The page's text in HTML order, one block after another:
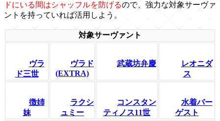
ドにいる間はシャッフルを防げるので、強力な対象サーヴァ
ントを持っていれば活用しよう。
対象サーヴァント
ヴラ
ド三世
ヴラド
(EXTRA)
武蔵坊弁慶
レオニダ
ス
徴姉
妹
ラクシ
ュミー
コンスタン
ティノス11世
水着バー
ゲスト